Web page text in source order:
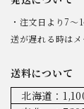
・注文日より7
送が遅れる時はメ
送料について
北海道：